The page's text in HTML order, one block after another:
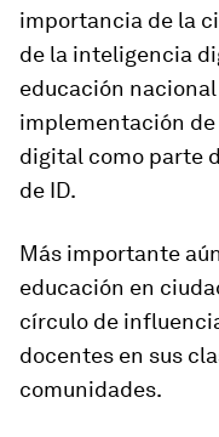
importancia de la
de la inteligencia
educación
implementación
digital como parte
de ID.
Más importante
educación en
círculo de
docentes en sus
comunidades.